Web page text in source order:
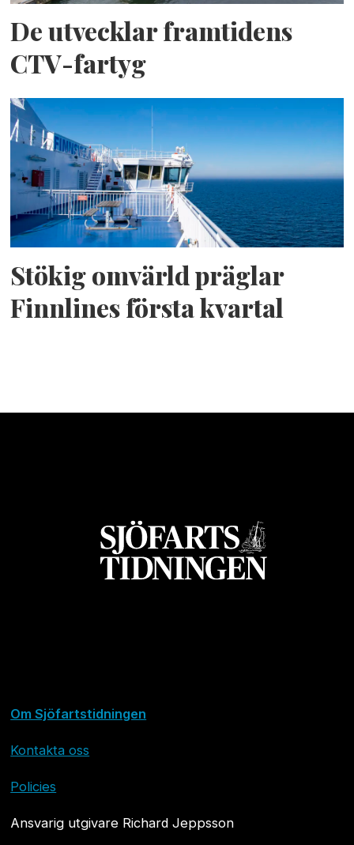
De utvecklar framtidens
CTV-fartyg
Stökig omvärld präglar
Finnlines första kvartal
Om Sjöfartstidningen
Kontakta oss
Policies
Ansvarig utgivare Richard Jeppsson